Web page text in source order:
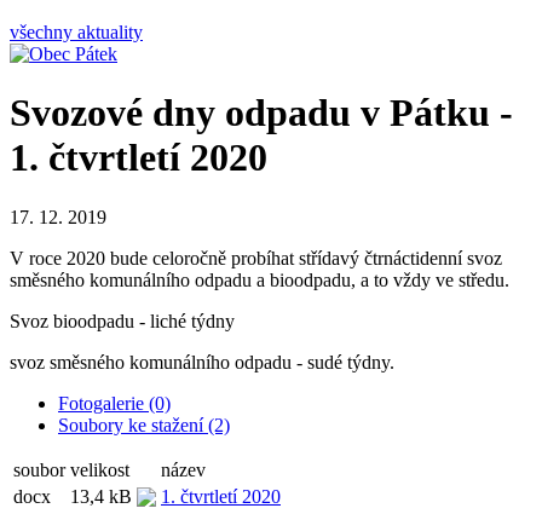
všechny aktuality
Svozové dny odpadu v Pátku -
1. čtvrtletí 2020
17. 12. 2019
V roce 2020 bude celoročně probíhat střídavý čtrnáctidenní svoz
směsného komunálního odpadu a bioodpadu, a to vždy ve středu.
Svoz bioodpadu - liché týdny
svoz směsného komunálního odpadu - sudé týdny.
Fotogalerie (0)
Soubory ke stažení (2)
soubor velikost
název
docx
13,4 kB
1. čtvrtletí 2020